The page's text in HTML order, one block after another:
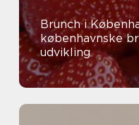
Brunch i
københavnske
udvikling